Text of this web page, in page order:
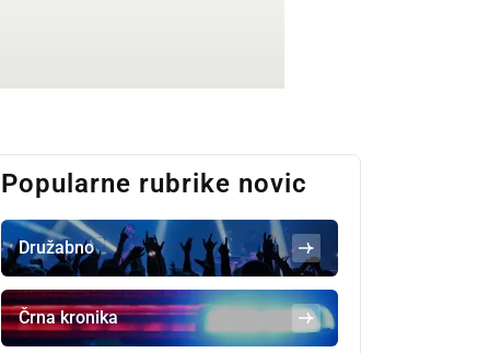
Popularne rubrike novic
Družabno
Črna kronika